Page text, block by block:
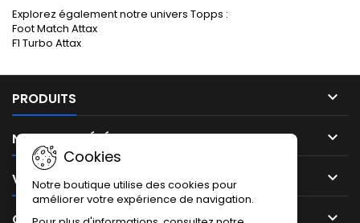
Explorez également notre univers Topps :
Foot Match Attax
F1 Turbo Attax
PRODUITS 
NOTRE SOCIÉTÉ 
VOTRE COMPTE 

Cookies
Notre boutique utilise des cookies pour
améliorer votre expérience de navigation.